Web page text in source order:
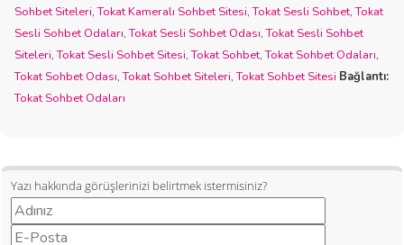
Sohbet Siteleri,Tokat Kameralı Sohbet Sitesi,Tokat Sesli Sohbet,Tokat
Sesli Sohbet Odaları,Tokat Sesli Sohbet Odası,Tokat Sesli Sohbet
Siteleri,Tokat Sesli Sohbet Sitesi,Tokat Sohbet,Tokat Sohbet Odaları,
Tokat Sohbet Odası,Tokat Sohbet Siteleri,Tokat Sohbet Sitesi Bağlantı:
Tokat Sohbet Odaları
Yazı hakkında görüşlerinizi belirtmek istermisiniz?